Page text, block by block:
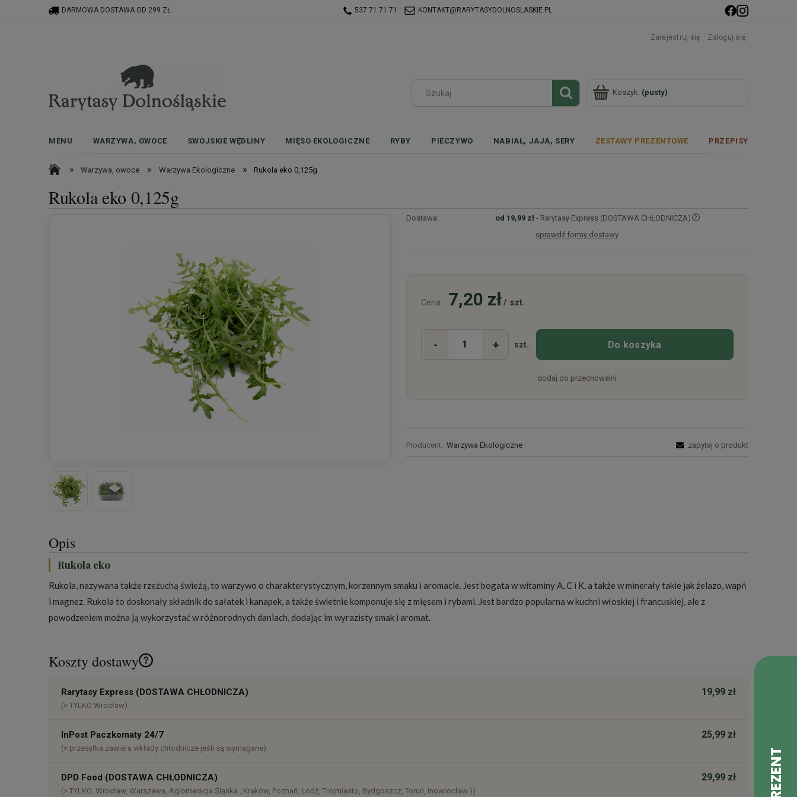
DARMOWA DOSTAWA OD 299 ZŁ 537 71 71 71 KONTAKT@RARYTASYDOLNOSLASKIE.PL
Zarejestruj się Zaloguj się
Koszyk: (pusty)
MENU WARZYWA, OWOCE SWOJSKIE WĘDLINY MIĘSO EKOLOGICZNE RYBY PIECZYWO NABIAŁ, JAJA, SERY ZESTAWY PREZENTOWE PRZEPISY
» Warzywa, owoce » Warzywa Ekologiczne » Rukola eko 0,125g
Rukola eko 0,125g
Dostawa: od 19,99 zł - Rarytasy Express (DOSTAWA CHŁODNICZA)
sprawdź formy dostawy
Cena: 7,20 zł/ szt.
- + szt. Do koszyka
dodaj do przechowalni
Producent: Warzywa Ekologiczne zapytaj o produkt
Opis
Rukola eko
Rukola, nazywana także rzeżuchą świeżą, to warzywo o charakterystycznym, korzennym smaku i aromacie. Jest bogata w witaminy A, C i K, a także w minerały takie jak żelazo, wapń
i magnez. Rukola to doskonały składnik do sałatek i kanapek, a także świetnie komponuje się z mięsem i rybami. Jest bardzo popularna w kuchni włoskiej i francuskiej, ale z
powodzeniem można ją wykorzystać w różnorodnych daniach, dodając im wyrazisty smak i aromat.
Koszty dostawy
Cena nie zawiera ewentualnych kosztów
Rarytasy Express (DOSTAWA CHŁODNICZA)
(> TYLKO Wrocław)
19,99 zł
InPost Paczkomaty 24/7
(> przesyłka zawiera wkłady chłodnicze jeśli są wymagane)
25,99 zł
DPD Food (DOSTAWA CHŁODNICZA)
(> TYLKO: Wrocław, Warszawa, Aglomeracja Śląska , Kraków, Poznań, Łódź, Trójmiasto, Bydgoszcz, Toruń, Inowrocław ))
29,99 zł